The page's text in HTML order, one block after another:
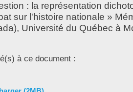
: la représentation
sur l'histoire nationale »
Université du Québec à
à ce document :